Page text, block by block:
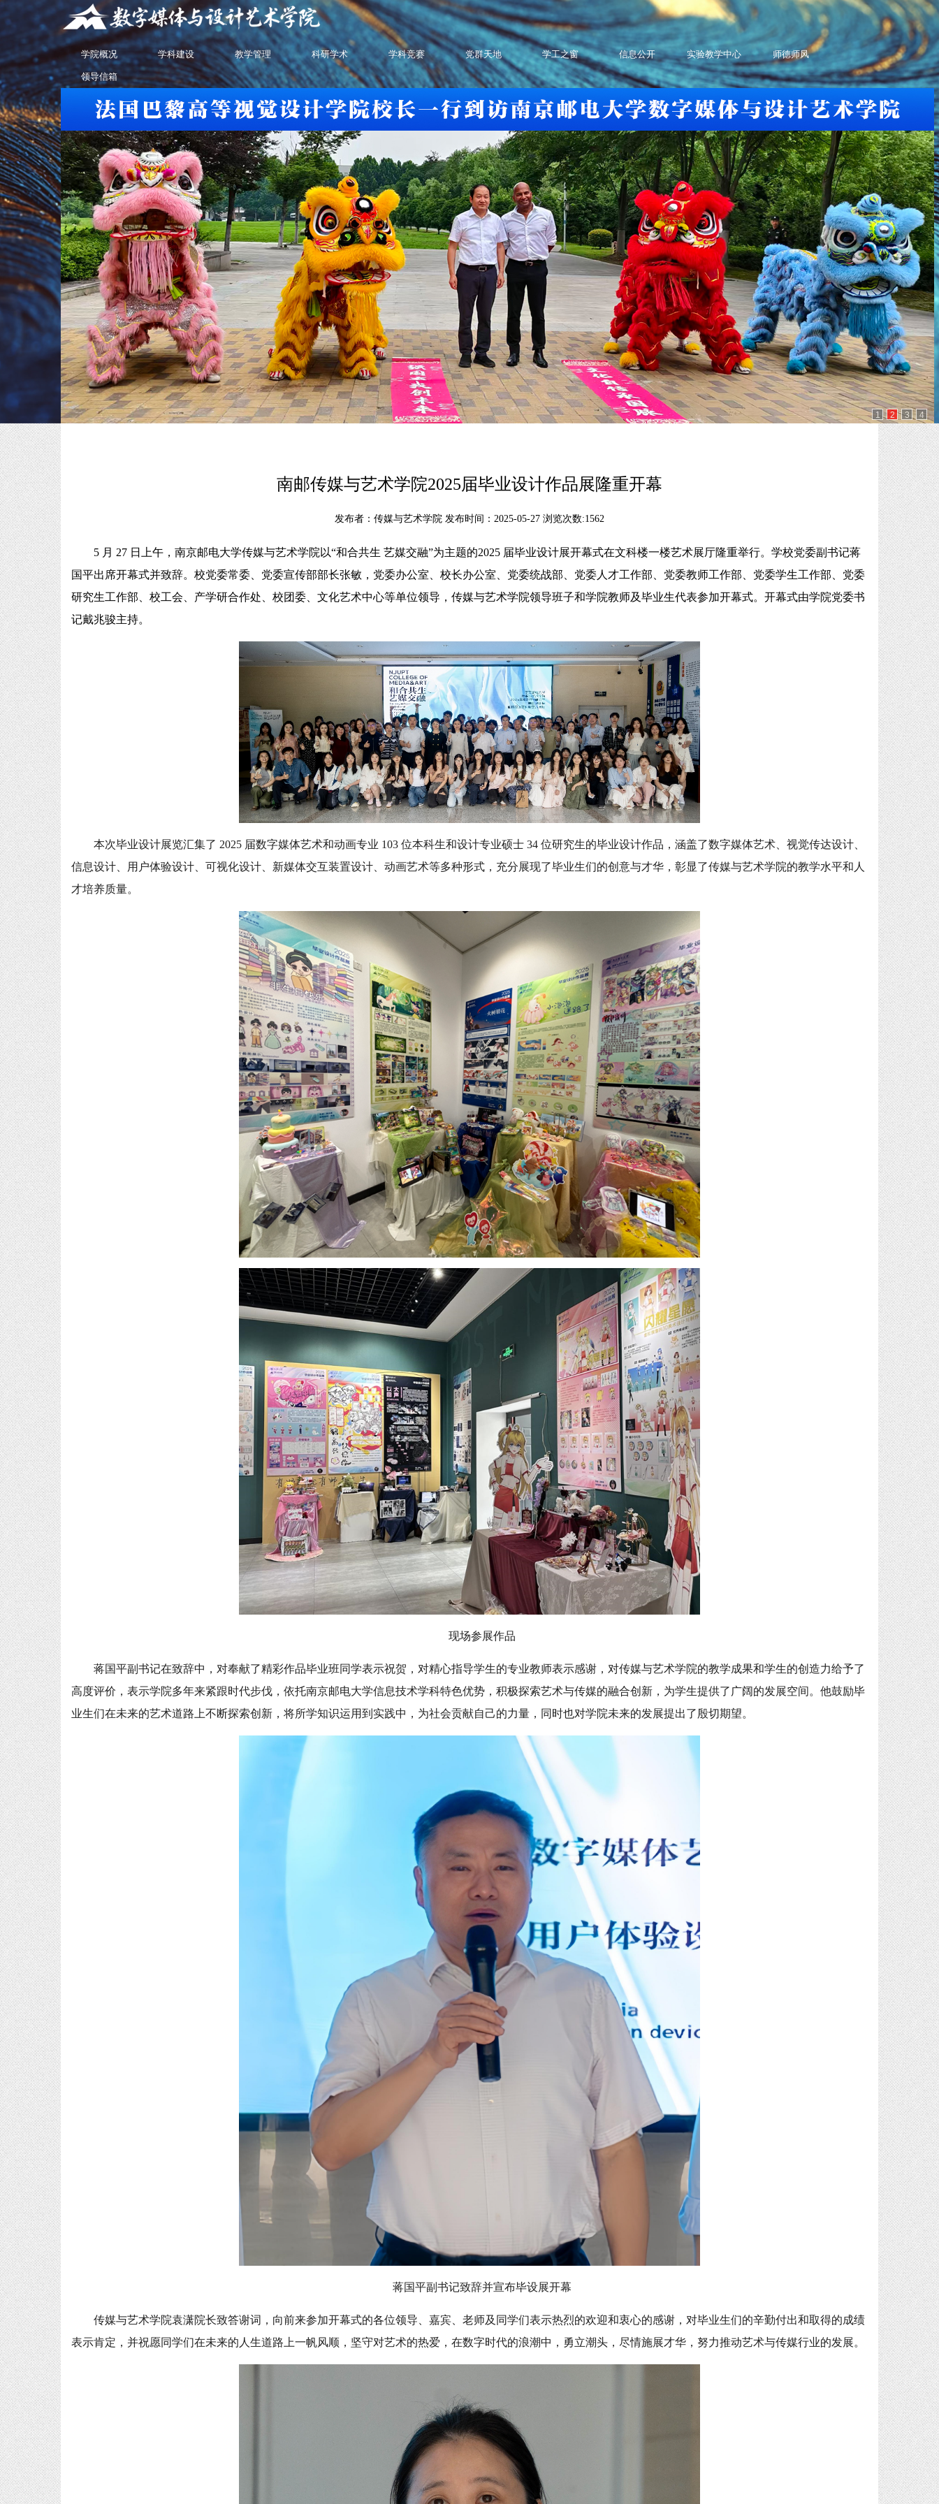
学院概况 学科建设 教学管理 科研学术 学科竞赛 党群天地 学工之窗 信息公开 实验教学中心 师德师风
领导信箱
1 2 3 4
南邮传媒与艺术学院2025届毕业设计作品展隆重开幕
发布者：传媒与艺术学院 发布时间：2025-05-27 浏览次数:1562
5 月 27 日上午，南京邮电大学传媒与艺术学院以“和合共生 艺媒交融”为主题的2025 届毕业设计展开幕式在文科楼一楼艺术展厅隆重举行。学校党委副书记蒋
国平出席开幕式并致辞。校党委常委、党委宣传部部长张敏，党委办公室、校长办公室、党委统战部、党委人才工作部、党委教师工作部、党委学生工作部、党委
研究生工作部、校工会、产学研合作处、校团委、文化艺术中心等单位领导，传媒与艺术学院领导班子和学院教师及毕业生代表参加开幕式。开幕式由学院党委书
记戴兆骏主持。
本次毕业设计展览汇集了 2025 届数字媒体艺术和动画专业 103 位本科生和设计专业硕士 34 位研究生的毕业设计作品，涵盖了数字媒体艺术、视觉传达设计、
信息设计、用户体验设计、可视化设计、新媒体交互装置设计、动画艺术等多种形式，充分展现了毕业生们的创意与才华，彰显了传媒与艺术学院的教学水平和人
才培养质量。
现场参展作品
蒋国平副书记在致辞中，对奉献了精彩作品毕业班同学表示祝贺，对精心指导学生的专业教师表示感谢，对传媒与艺术学院的教学成果和学生的创造力给予了
高度评价，表示学院多年来紧跟时代步伐，依托南京邮电大学信息技术学科特色优势，积极探索艺术与传媒的融合创新，为学生提供了广阔的发展空间。他鼓励毕
业生们在未来的艺术道路上不断探索创新，将所学知识运用到实践中，为社会贡献自己的力量，同时也对学院未来的发展提出了殷切期望。
蒋国平副书记致辞并宣布毕设展开幕
传媒与艺术学院袁潇院长致答谢词，向前来参加开幕式的各位领导、嘉宾、老师及同学们表示热烈的欢迎和衷心的感谢，对毕业生们的辛勤付出和取得的成绩
表示肯定，并祝愿同学们在未来的人生道路上一帆风顺，坚守对艺术的热爱，在数字时代的浪潮中，勇立潮头，尽情施展才华，努力推动艺术与传媒行业的发展。